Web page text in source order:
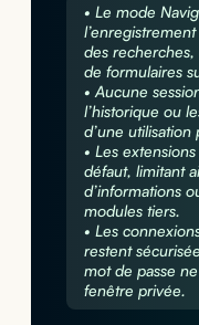
• Le mode
des
de formulaires
• Aucune
l’historique ou
d’une
• Les
défaut, limitant
d’informations
modules tiers.
• Les
restent
mot de passe
fenêtre privée.